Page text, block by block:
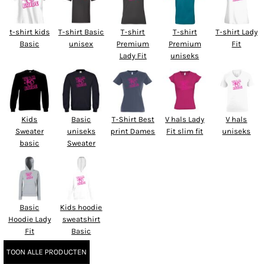
t-shirt kids
Basic
T-shirt Basic
unisex
T-shirt
Premium
Lady Fit
T-shirt
Premium
uniseks
T-shirt Lady
Fit
Kids
Sweater
basic
Basic
uniseks
Sweater
T-Shirt Best
print Dames
V hals Lady
Fit slim fit
V hals
uniseks
Basic
Hoodie Lady
Fit
Kids hoodie
sweatshirt
Basic
TOON ALLE PRODUCTEN